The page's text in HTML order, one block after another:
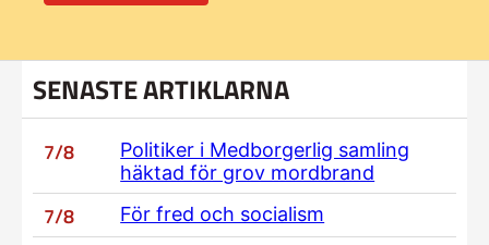
SENASTE ARTIKLARNA
7/8
Politiker i Medborgerlig samling
häktad för grov mordbrand
7/8 För fred och socialism